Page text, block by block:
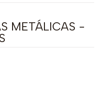
METÁLICAS -